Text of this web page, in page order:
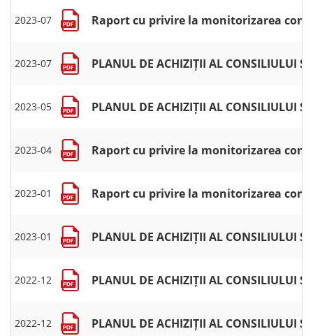
2023-07 Raport cu privire la monitorizarea
2023-07 PLANUL DE ACHIZIȚII AL CONSILIULUI
2023-05 PLANUL DE ACHIZIȚII AL CONSILIULUI
2023-04 Raport cu privire la monitorizarea
2023-01 Raport cu privire la monitorizarea
2023-01 PLANUL DE ACHIZIȚII AL CONSILIULUI
2022-12 PLANUL DE ACHIZIȚII AL CONSILIULUI
2022-12 PLANUL DE ACHIZIȚII AL CONSILIULUI